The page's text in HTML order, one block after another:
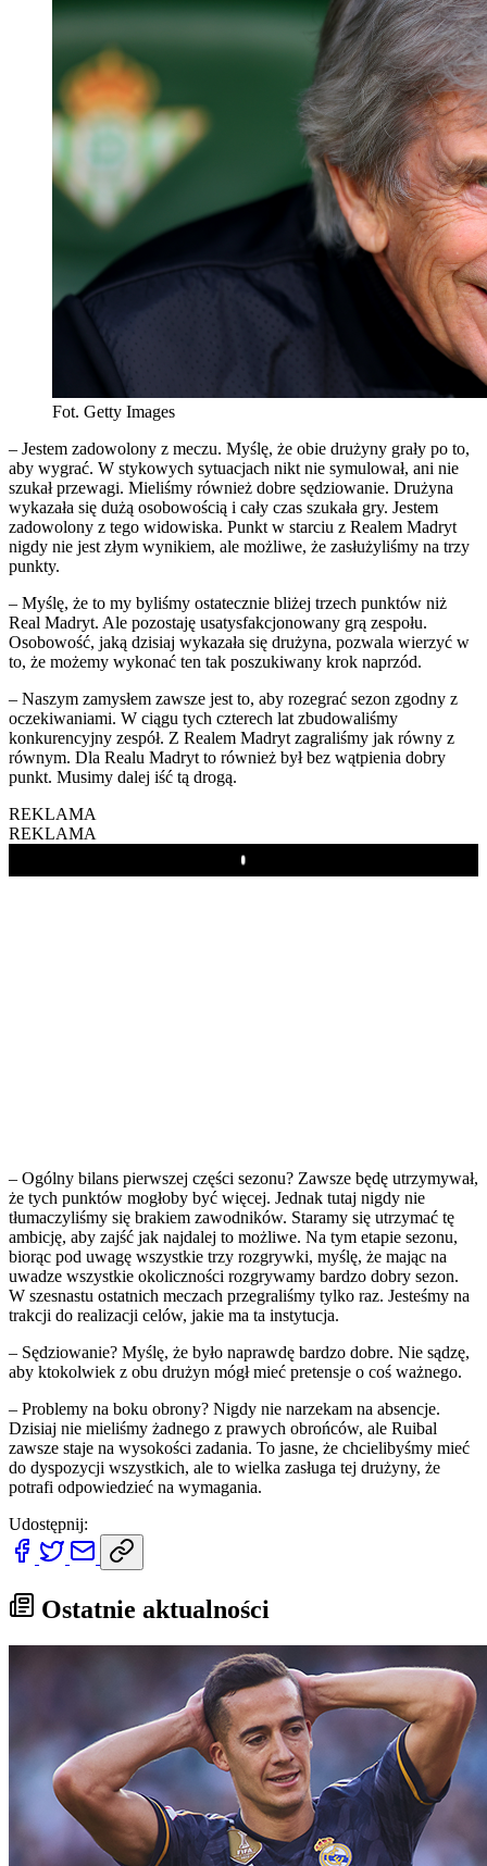
Fot. Getty Images
– Jestem zadowolony z meczu. Myślę, że obie drużyny grały po to,
aby wygrać. W stykowych sytuacjach nikt nie symulował, ani nie
szukał przewagi. Mieliśmy również dobre sędziowanie. Drużyna
wykazała się dużą osobowością i cały czas szukała gry. Jestem
zadowolony z tego widowiska. Punkt w starciu z Realem Madryt
nigdy nie jest złym wynikiem, ale możliwe, że zasłużyliśmy na trzy
punkty.
– Myślę, że to my byliśmy ostatecznie bliżej trzech punktów niż
Real Madryt. Ale pozostaję usatysfakcjonowany grą zespołu.
Osobowość, jaką dzisiaj wykazała się drużyna, pozwala wierzyć w
to, że możemy wykonać ten tak poszukiwany krok naprzód.
– Naszym zamysłem zawsze jest to, aby rozegrać sezon zgodny z
oczekiwaniami. W ciągu tych czterech lat zbudowaliśmy
konkurencyjny zespół. Z Realem Madryt zagraliśmy jak równy z
równym. Dla Realu Madryt to również był bez wątpienia dobry
punkt. Musimy dalej iść tą drogą.
REKLAMA
REKLAMA
Play
– Ogólny bilans pierwszej części sezonu? Zawsze będę utrzymywał,
że tych punktów mogłoby być więcej. Jednak tutaj nigdy nie
tłumaczyliśmy się brakiem zawodników. Staramy się utrzymać tę
ambicję, aby zajść jak najdalej to możliwe. Na tym etapie sezonu,
biorąc pod uwagę wszystkie trzy rozgrywki, myślę, że mając na
uwadze wszystkie okoliczności rozgrywamy bardzo dobry sezon.
W szesnastu ostatnich meczach przegraliśmy tylko raz. Jesteśmy na
trakcji do realizacji celów, jakie ma ta instytucja.
– Sędziowanie? Myślę, że było naprawdę bardzo dobre. Nie sądzę,
aby ktokolwiek z obu drużyn mógł mieć pretensje o coś ważnego.
– Problemy na boku obrony? Nigdy nie narzekam na absencje.
Dzisiaj nie mieliśmy żadnego z prawych obrońców, ale Ruibal
zawsze staje na wysokości zadania. To jasne, że chcielibyśmy mieć
do dyspozycji wszystkich, ale to wielka zasługa tej drużyny, że
potrafi odpowiedzieć na wymagania.
Udostępnij:
Ostatnie aktualności